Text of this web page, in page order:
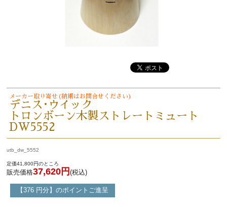
メーカー取り寄せ(納期はお問合せください)
デニス･ウイック
トロンボーン木製ストレートミュート
DW5552
utb_dw_5552
定価41,800円のところ
販売価格37,620円 (税込)
【376 円分】のポイントご進呈
新規会員登録
ご利用ガイド
よくあるご質問
特定商取引法